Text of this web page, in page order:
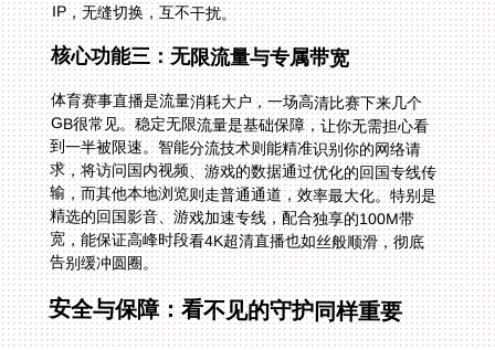
IP，无缝切换，互不干扰。
核心功能三：无限流量与专属带宽
体育赛事直播是流量消耗大户，一场高清比赛下来几个
GB很常见。稳定无限流量是基础保障，让你无需担心看
到一半被限速。智能分流技术则能精准识别你的网络请
求，将访问国内视频、游戏的数据通过优化的回国专线传
输，而其他本地浏览则走普通通道，效率最大化。特别是
精选的回国影音、游戏加速专线，配合独享的100M带
宽，能保证高峰时段看4K超清直播也如丝般顺滑，彻底
告别缓冲圆圈。
安全与保障：看不见的守护同样重要